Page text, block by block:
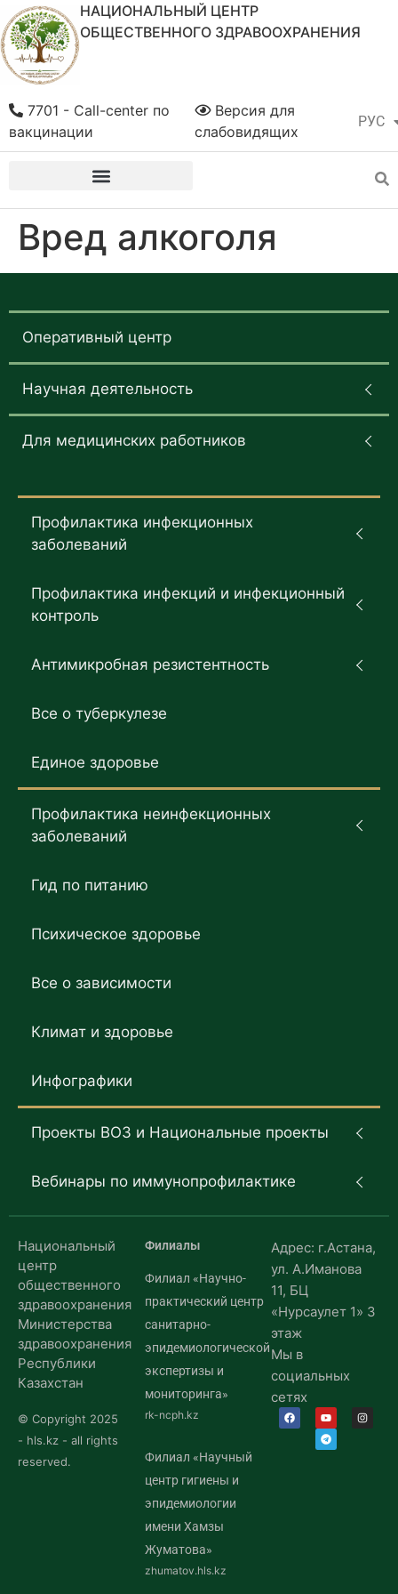
НАЦИОНАЛЬНЫЙ ЦЕНТР
ОБЩЕСТВЕННОГО ЗДРАВООХРАНЕНИЯ
РУС
ҚАЗ
Версия для
слабовидящих
7701 - Call-center по
вакцинации
Вред алкоголя
Оперативный центр
Научная деятельность
Для медицинских работников
Профилактика инфекционных
заболеваний
Профилактика инфекций и инфекционный
контроль
Антимикробная резистентность
Все о туберкулезе
Единое здоровье
Профилактика неинфекционных
заболеваний
Гид по питанию
Психическое здоровье
Все о зависимости
Климат и здоровье
Инфографики
Проекты ВОЗ и Национальные проекты
Вебинары по иммунопрофилактике
Национальный
центр
общественного
здравоохранения
Министерства
здравоохранения
Республики
Казахстан
© Copyright 2025
- hls.kz - all rights
reserved.
Филиалы
Филиал «Научно-
практический центр
санитарно-
эпидемиологической
экспертизы и
мониторинга»
rk-ncph.kz
Филиал «Научный
центр гигиены и
эпидемиологии
имени Хамзы
Жуматова»
zhumatov.hls.kz
Адрес: г.Астана,
ул. А.Иманова
11, БЦ
«Нурсаулет 1» 3
этаж
Мы в
социальных
сетях